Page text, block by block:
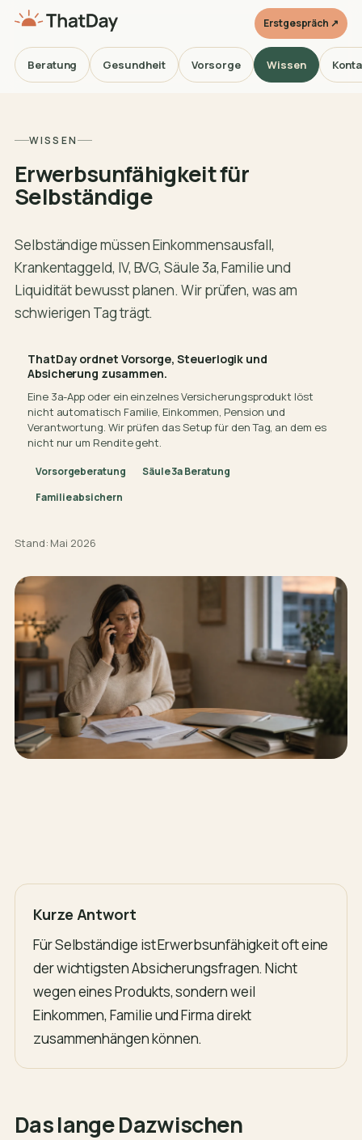
Erstgespräch ↗
Beratung Gesundheit Vorsorge Wissen
WISSEN
Erwerbsunfähigkeit für
Selbständige
Selbständige müssen Einkommensausfall,
Krankentaggeld, IV, BVG, Säule 3a, Familie und
Liquidität bewusst planen. Wir prüfen, was am
schwierigen Tag trägt.
ThatDay ordnet Vorsorge, Steuerlogik und
Absicherung zusammen.
Eine 3a-App oder ein einzelnes Versicherungsprodukt löst
nicht automatisch Familie, Einkommen, Pension und
Verantwortung. Wir prüfen das Setup für den Tag, an dem es
nicht nur um Rendite geht.
Vorsorgeberatung
Säule 3a Beratung
Familie absichern
Stand: Mai 2026
Kurze Antwort
Für Selbständige ist Erwerbsunfähigkeit oft eine
der wichtigsten Absicherungsfragen. Nicht
wegen eines Produkts, sondern weil
Einkommen, Familie und Firma direkt
zusammenhängen können.
Das lange Dazwischen